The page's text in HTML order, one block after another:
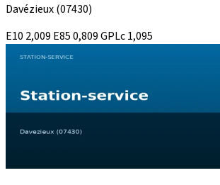
Davézieux(07430)
E10 2,009 E850,809GPLc1,095